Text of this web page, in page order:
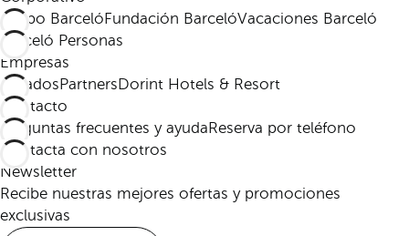
Grupo BarcelóFundación BarcelóVacaciones Barceló
Barceló Personas
Empresas
AfiliadosPartnersDorint Hotels & Resort
Contacto
Preguntas frecuentes y ayudaReserva por teléfono
Contacta con nosotros
Newsletter
Recibe nuestras mejores ofertas y promociones
exclusivas